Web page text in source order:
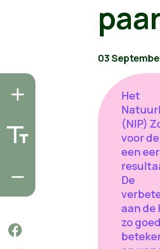
03
Het
(NIP)
voor
een
De
aan de
zo